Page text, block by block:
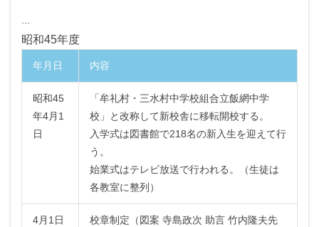
昭和45年度
年月日 内容
昭和45
年4月1
日
「牟礼村・三水村中学校組合立飯網中学
校」と改称して新校舎に移転開校する。
入学式は図書館で218名の新入生を迎えて行
う。
始業式はテレビ放送で行われる。（生徒は
各教室に整列）
4月1日
校章制定（図案 寺島政次 助言 竹内隆夫先